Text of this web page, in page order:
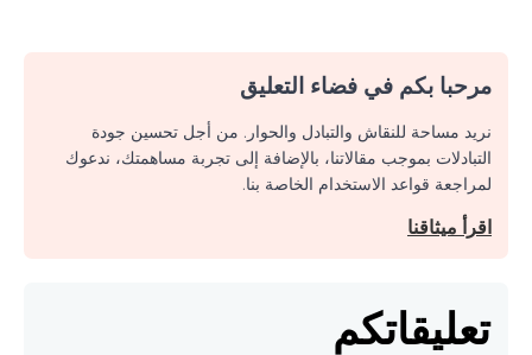
مرحبا بكم في فضاء التعليق
نريد مساحة للنقاش والتبادل والحوار. من أجل تحسين جودة
التبادلات بموجب مقالاتنا، بالإضافة إلى تجربة مساهمتك، ندعوك
لمراجعة قواعد الاستخدام الخاصة بنا.
اقرأ ميثاقنا
تعليقاتكم